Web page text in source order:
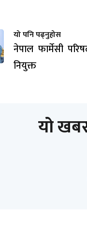
यो पनि पढ्नुहोस
नेपाल फार्मेसी
नियुक्त
यो